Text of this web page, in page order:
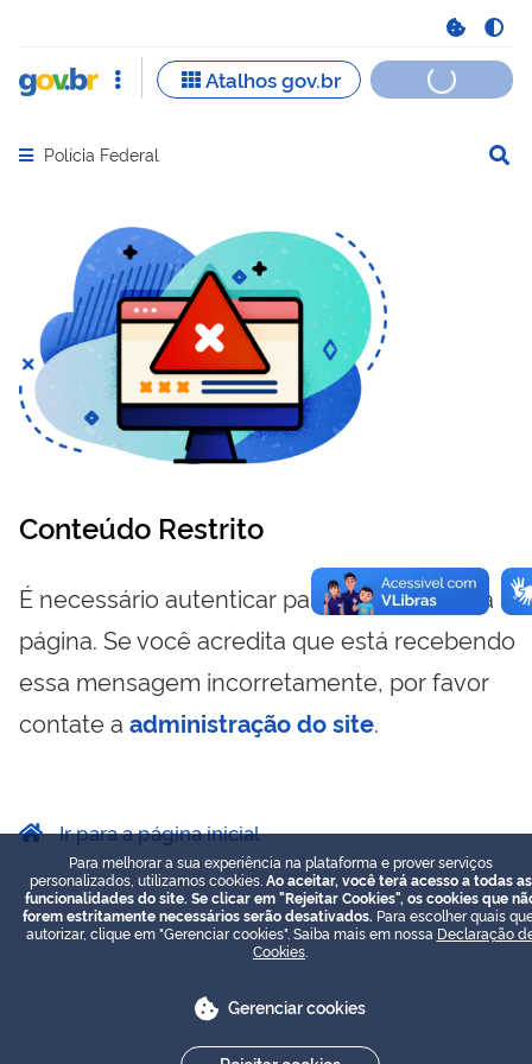
Abrir menu principal de navegação
Polícia Federal
Conteúdo Restrito
É necessário autenticar para visualizar essa
página. Se você acredita que está recebendo
essa mensagem incorretamente, por favor
contate a administração do site.
Ir para a página inicial
Para melhorar a sua experiência na plataforma e prover serviços
personalizados, utilizamos cookies. Ao aceitar, você terá acesso a todas as
funcionalidades do site. Se clicar em "Rejeitar Cookies", os cookies que
forem estritamente necessários serão desativados. Para escolher quais
autorizar, clique em "Gerenciar cookies". Saiba mais em nossa Declaração
Cookies
Gerenciar cookies